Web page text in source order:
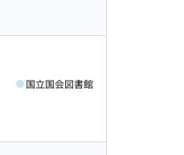
国立国会図書館